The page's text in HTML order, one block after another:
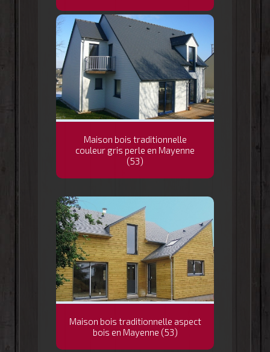
Maison bois traditionnelle
couleur gris perle en Mayenne
(53)
Maison bois traditionnelle aspect
bois en Mayenne (53)